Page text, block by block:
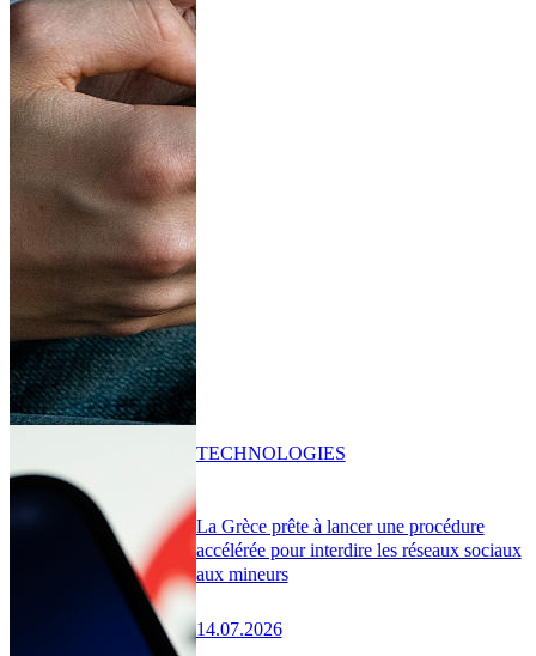
La Grèce prête à lancer une procédure
accélérée pour interdire les réseaux sociaux
aux mineurs
14.07.2026
TECHNOLOGIES